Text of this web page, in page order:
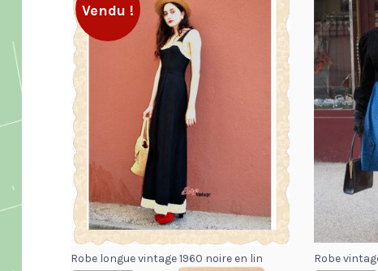
Vendu !
Robe longue vintage 1960 noire en lin Robe